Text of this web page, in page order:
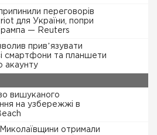
переговорів
для України, попри
— Reuters
привʼязувати
смартфони та планшети
акаунту
вишуканого
на узбережжі в
отримали